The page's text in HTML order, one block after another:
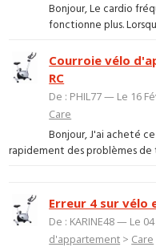
Bonjour, Le cardio
fonctionne plus.
Courroie vélo
RC
De : PHIL77 — Le 16
Care
Bonjour, J'ai acheté
rapidement des problèmes de
Erreur 4 sur vélo
De : KARINE48 — Le
d'appartement > Care